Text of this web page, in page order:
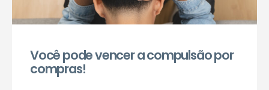
Você pode vencer a compulsão por
compras!